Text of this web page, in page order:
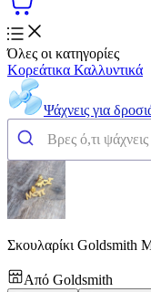
Όλες οι κατηγορίες
Κορεάτικα Καλλυντικά
Ψάχνεις για
Σκουλαρίκι Goldsmith
Από Goldsmith